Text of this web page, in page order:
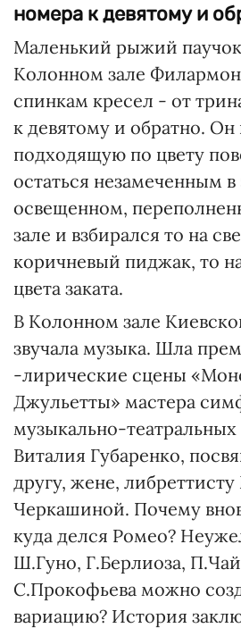
номера к девятому и
Маленький рыжий
Колонном зале
спинкам кресел - от
к девятому и обратно.
подходящую по цвету
остаться незамеченным
освещенном,
зале и взбирался то на
коричневый пиджак, то
цвета заката.
В Колонном зале
звучала музыка. Шла
-лирические сцены
Джульетты» мастера
музыкально-
Виталия Губаренко,
другу, жене,
Черкашиной. Почему
куда делся Ромео?
Ш.Гуно, Г.Берлиоза,
С.Прокофьева можно
вариацию? История